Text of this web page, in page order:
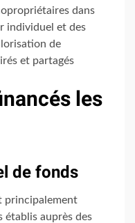
dans
individuel et des
de
et partagés
les
de fonds
principalement
établis auprès des